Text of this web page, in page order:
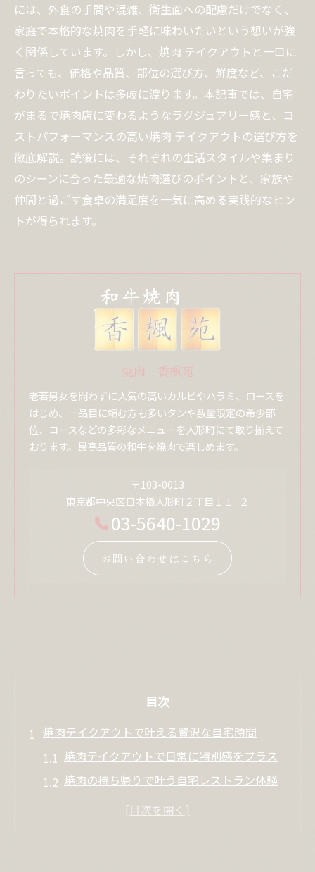
には、外食の手間や混雑、衛生面への配慮だけでなく、
家庭で本格的な焼肉を手軽に味わいたいという想いが強
く関係しています。しかし、焼肉 テイクアウトと一口に
言っても、価格や品質、部位の選び方、鮮度など、こだ
わりたいポイントは多岐に渡ります。本記事では、自宅
がまるで焼肉店に変わるようなラグジュアリー感と、コ
ストパフォーマンスの高い焼肉 テイクアウトの選び方を
徹底解説。読後には、それぞれの生活スタイルや集まり
のシーンに合った最適な焼肉選びのポイントと、家族や
仲間と過ごす食卓の満足度を一気に高める実践的なヒン
トが得られます。
焼肉 香楓苑
老若男女を問わずに人気の高いカルビやハラミ、ロースを
はじめ、一品目に頼む方も多いタンや数量限定の希少部
位、コースなどの多彩なメニューを人形町にて取り揃えて
おります。最高品質の和牛を焼肉で楽しめます。
〒103-0013
東京都中央区日本橋人形町２丁目１１−２
03-5640-1029
お問い合わせはこちら
目次
焼肉テイクアウトで叶える贅沢な自宅時間
焼肉テイクアウトで日常に特別感をプラス
焼肉の持ち帰りで叶う自宅レストラン体験
焼肉テイクアウト近くで非日常な夜を演出